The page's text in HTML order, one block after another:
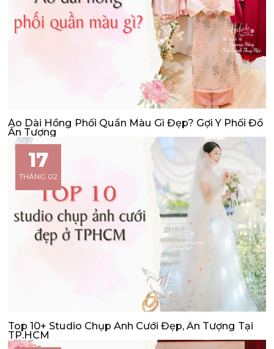
Áo Dài Hồng Phối Quần Màu Gì Đẹp? Gợi Ý Phối Đồ
Ấn Tượng
17
THÁNG 02
Top 10+ Studio Chụp Ảnh Cưới Đẹp, Ấn Tượng Tại
TP.HCM